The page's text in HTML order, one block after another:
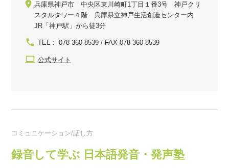
兵庫県神戸市 中央区東川崎町1丁目１番3号 神戸クリ
スタルタワー４階 兵庫県立神戸生活創造センター内
JR「神戸駅」から徒3分
TEL： 078-360-8539 / FAX 078-360-8539
公式サイト
コミュニケーション/話し方
録音して学ぶ 日本語発音・発声塾